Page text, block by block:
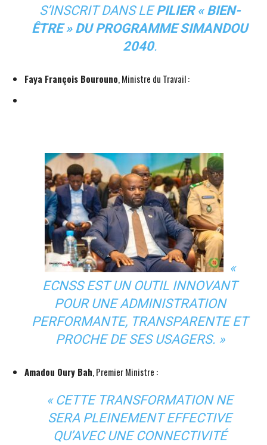
S’INSCRIT DANS LEPILIER « BIEN-
ÊTRE » DU PROGRAMME SIMANDOU
2040.
Faya François Bourouno, Ministre du Travail :
«
ECNSS EST UN OUTIL INNOVANT
POUR UNE ADMINISTRATION
PERFORMANTE, TRANSPARENTE ET
PROCHE DE SES USAGERS. »
Amadou Oury Bah, Premier Ministre :
« CETTE TRANSFORMATION NE
SERA PLEINEMENT EFFECTIVE
QU’AVEC UNE CONNECTIVITÉ